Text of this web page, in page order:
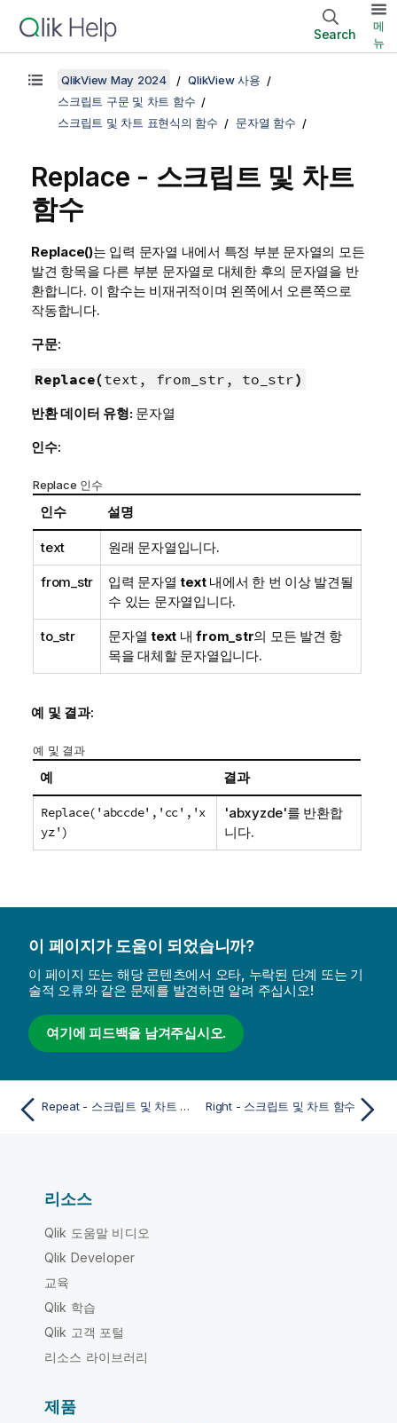
Search
메
뉴
QlikView May 2024
QlikView 사용
스크립트 구문 및 차트 함수
스크립트 및 차트 표현식의 함수
문자열 함수
Replace - 스크립트 및 차트
함수
Replace()는 입력 문자열 내에서 특정 부분 문자열의 모든
발견 항목을 다른 부분 문자열로 대체한 후의 문자열을 반
환합니다. 이 함수는 비재귀적이며 왼쪽에서 오른쪽으로
작동합니다.
구문:
Replace(text, from_str, to_str)
반환 데이터 유형: 문자열
인수:
Replace 인수
인수 설명
text 원래 문자열입니다.
from_str 입력 문자열text내에서 한 번 이상 발견될
수 있는 문자열입니다.
to_str 문자열 text 내from_str의 모든 발견 항
목을 대체할 문자열입니다.
예 및 결과:
예 및 결과
예 결과
Replace('abccde','cc','x
yz')
'abxyzde'를 반환합
니다.
이 페이지가 도움이 되었습니까?
이 페이지 또는 해당 콘텐츠에서 오타, 누락된 단계 또는 기
술적 오류와 같은 문제를 발견하면 알려 주십시오!
여기에 피드백을 남겨주십시오.
Repeat - 스크립트 및 차트 함수 Right - 스크립트 및 차트 함수
리소스
Qlik 도움말 비디오
Qlik Developer
교육
Qlik 학습
Qlik 고객 포털
리소스 라이브러리
제품